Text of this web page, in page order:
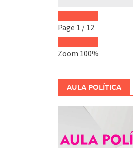
Page 1 / 12
Zoom 100%
AULA POLÍTICA